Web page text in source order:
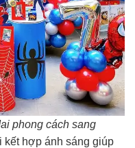
phong cách sang
kết hợp ánh sáng giúp